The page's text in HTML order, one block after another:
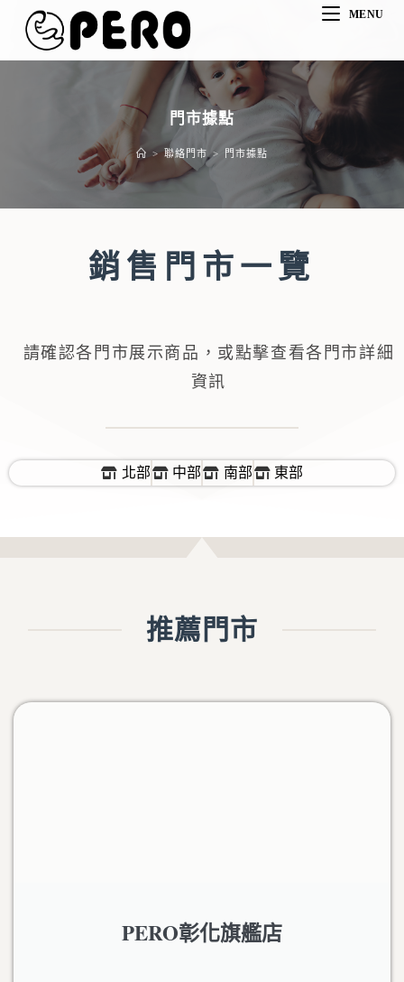
MENU
門市據點
> 聯絡門市 > 門市據點
銷售門市一覽
請確認各門市展示商品，或點擊查看各門市詳細
資訊
北部 中部 南部 東部
推薦門市
PERO彰化旗艦店